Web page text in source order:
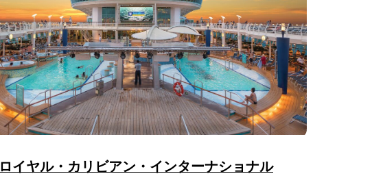
ロイヤル・カリビアン・インターナショナル